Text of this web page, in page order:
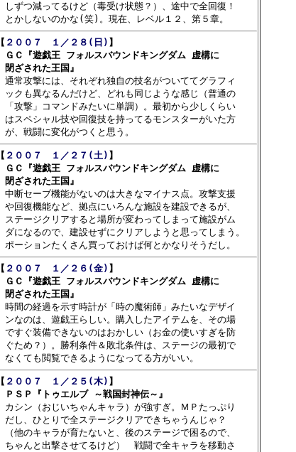
しずつ減ってるけど（毒受け状態？）、途中で全回復！
【 ２００７　１／２８(日) 】
ＧＣ『遊戯王 フォルスバウンドキングダム 虚構に
閉ざされた王国』
通常攻撃には、それぞれ独自の技名がついててグラフィ
ックも異なるんだけど、どれも同じような感じ（普通の
「攻撃」コマンドみたいに単調）。最初から少しくらい
はスペシャル技や回復技を持ってるモンスターがいた方
【 ２００７　１／２７(土) 】
ＧＣ『遊戯王 フォルスバウンドキングダム 虚構に
閉ざされた王国』
中断セーブ機能がないのは大きなマイナス点。攻撃支援
や回復機能など、拠点にいろんな施設を建設できるが、
ステージクリアすると場所が変わってしまって施設がム
ダになるので、建設せずにクリアしようと思ってしまう。
【 ２００７　１／２６(金) 】
ＧＣ『遊戯王 フォルスバウンドキングダム 虚構に
閉ざされた王国』
時間の経過を示す時計が「時の魔術師」みたいなデザイ
ンなのは、遊戯王らしい。購入したアイテムを、その場
ですぐ装備できないのはおかしい（お金の使いすぎを防
ぐため？）。勝利条件＆敗北条件は、ステージの最初で
【 ２００７　１／２５(木) 】
ＰＳＰ『トゥエルブ ～戦国封神伝～』
カシン（おじいちゃんキャラ）が強すぎ。ＭＰたっぷり
だし、ひとりで全ステージクリアできちゃうんじゃ？
（他のキャラが育たないと、後のステージで困るので、
ちゃんと出撃させてるけど）　戦闘で全キャラを移動さ